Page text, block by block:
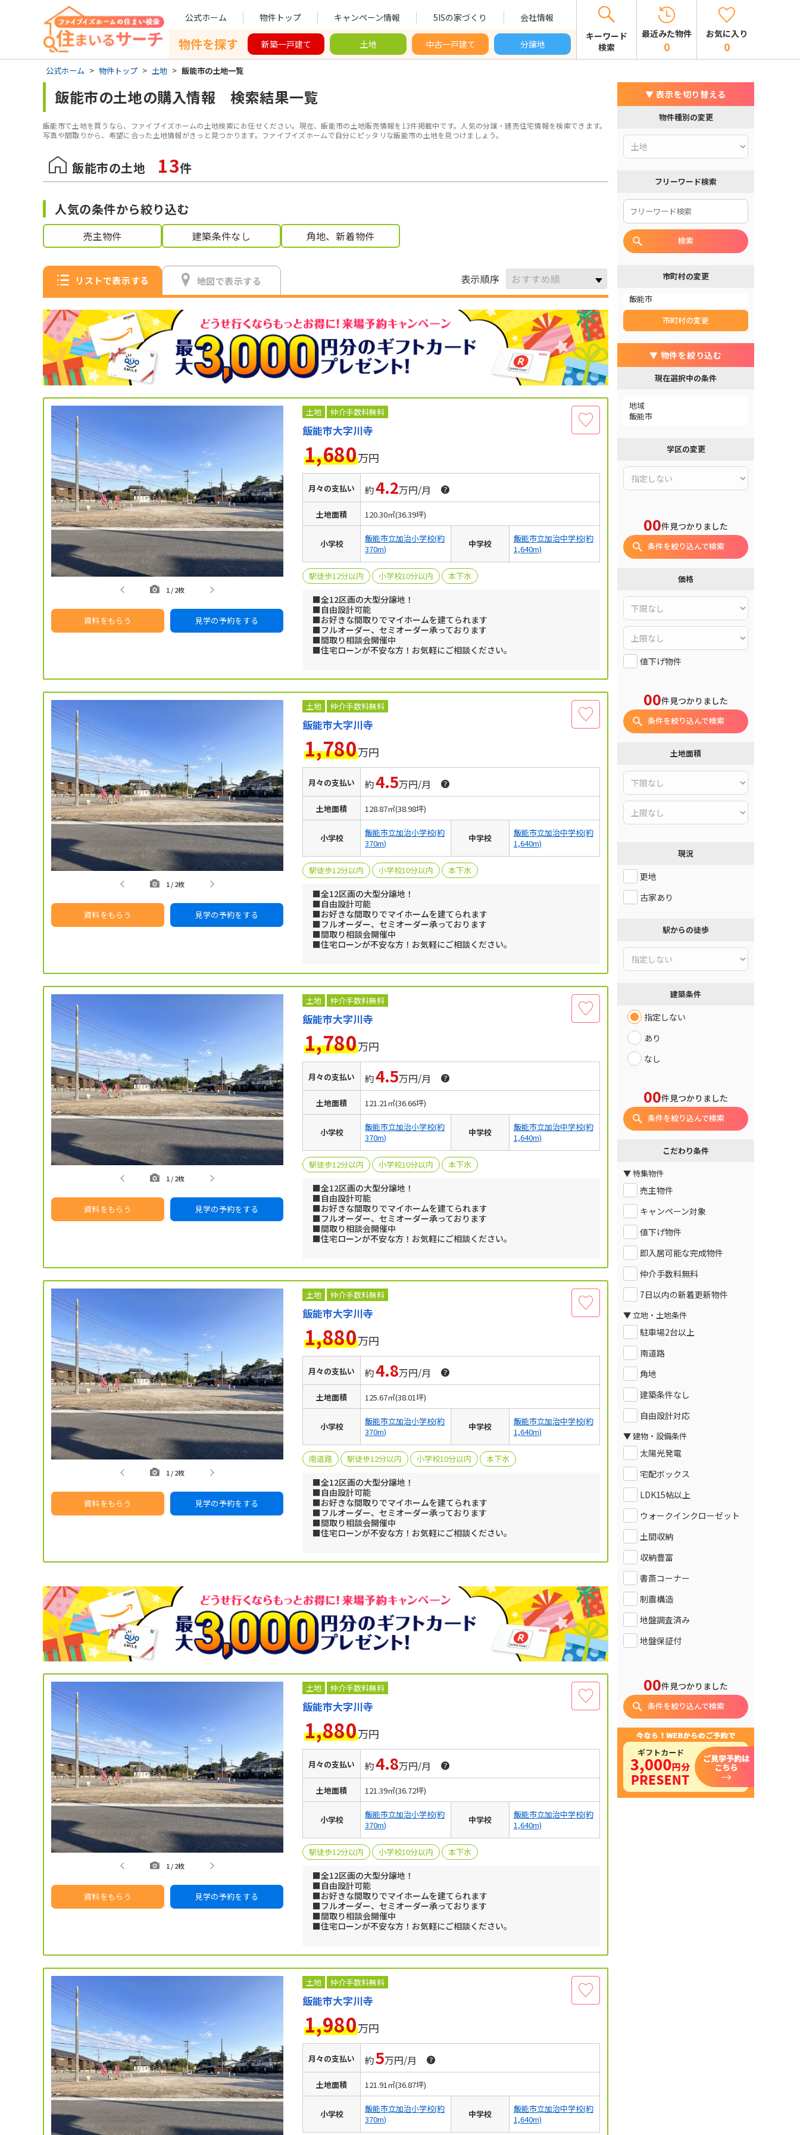
公式ホーム 物件トップ キャンペーン情報 5ISの家づくり 会社情報
物件を探す 新築一戸建て 土地 中古一戸建て 分譲地
キーワード
検索
最近みた物件
0
お気に入り
0
公式ホーム > 物件トップ > 土地 > 飯能市の土地一覧
飯能市の土地の購入情報 検索結果一覧
飯能市で土地を買うなら、ファイブイズホームの土地検索にお任せください。現在、飯能市の土地販売情報を13件掲載中です。人気の分譲・建売住宅情報を検索できます。
写真や間取りから、希望に合った土地情報がきっと見つかります。ファイブイズホームで自分にピッタリな飯能市の土地を見つけましょう。
飯能市の土地 13件
人気の条件から絞り込む
売主物件 建築条件なし 角地、新着物件
表示順序
リストで表示する 地図で表示する
1 /2枚
資料をもらう 見学の予約をする
土地 仲介手数料無料
飯能市大字川寺
1,680万円
月々の支払い 約4.2万円/月
土地面積 120.30㎡(36.39坪)
小学校
飯能市立加治小学校(約
370m)
中学校
飯能市立加治中学校(約
1,640m)
駅徒歩12分以内 小学校10分以内 本下水
■全12区画の大型分譲地！
■自由設計可能
■お好きな間取りでマイホームを建てられます
■フルオーダー、セミオーダー承っております
■間取り相談会開催中
■住宅ローンが不安な方！お気軽にご相談ください。
1 /2枚
資料をもらう 見学の予約をする
土地 仲介手数料無料
飯能市大字川寺
1,780万円
月々の支払い 約4.5万円/月
土地面積 128.87㎡(38.98坪)
小学校
飯能市立加治小学校(約
370m)
中学校
飯能市立加治中学校(約
1,640m)
駅徒歩12分以内 小学校10分以内 本下水
■全12区画の大型分譲地！
■自由設計可能
■お好きな間取りでマイホームを建てられます
■フルオーダー、セミオーダー承っております
■間取り相談会開催中
■住宅ローンが不安な方！お気軽にご相談ください。
1 /2枚
資料をもらう 見学の予約をする
土地 仲介手数料無料
飯能市大字川寺
1,780万円
月々の支払い 約4.5万円/月
土地面積 121.21㎡(36.66坪)
小学校
飯能市立加治小学校(約
370m)
中学校
飯能市立加治中学校(約
1,640m)
駅徒歩12分以内 小学校10分以内 本下水
■全12区画の大型分譲地！
■自由設計可能
■お好きな間取りでマイホームを建てられます
■フルオーダー、セミオーダー承っております
■間取り相談会開催中
■住宅ローンが不安な方！お気軽にご相談ください。
1 /2枚
資料をもらう 見学の予約をする
土地 仲介手数料無料
飯能市大字川寺
1,880万円
月々の支払い 約4.8万円/月
土地面積 125.67㎡(38.01坪)
小学校
飯能市立加治小学校(約
370m)
中学校
飯能市立加治中学校(約
1,640m)
南道路 駅徒歩12分以内 小学校10分以内 本下水
■全12区画の大型分譲地！
■自由設計可能
■お好きな間取りでマイホームを建てられます
■フルオーダー、セミオーダー承っております
■間取り相談会開催中
■住宅ローンが不安な方！お気軽にご相談ください。
1/2枚
資料をもらう 見学の予約をする
土地 仲介手数料無料
飯能市大字川寺
1,880万円
月々の支払い 約4.8万円/月
土地面積 121.39㎡(36.72坪)
小学校
飯能市立加治小学校(約
370m)
中学校
飯能市立加治中学校(約
1,640m)
駅徒歩12分以内 小学校10分以内 本下水
■全12区画の大型分譲地！
■自由設計可能
■お好きな間取りでマイホームを建てられます
■フルオーダー、セミオーダー承っております
■間取り相談会開催中
■住宅ローンが不安な方！お気軽にご相談ください。
土地 仲介手数料無料
飯能市大字川寺
1,980万円
月々の支払い 約5万円/月
土地面積 121.91㎡(36.87坪)
小学校
飯能市立加治小学校(約
370m)
中学校
飯能市立加治中学校(約
1,640m)
▼ 表示を切り替える
物件種別の変更
フリーワード検索
検索
市町村の変更
飯能市
市町村の変更
▼ 物件を絞り込む
現在選択中の条件
地域
飯能市
学区の変更
00件見つかりました
条件を絞り込んで検索
価格
値下げ物件
00件見つかりました
条件を絞り込んで検索
土地面積
現況
更地
古家あり
駅からの徒歩
建築条件
指定しない
あり
なし
00件見つかりました
条件を絞り込んで検索
こだわり条件
▼ 特集物件
売主物件
キャンペーン対象
値下げ物件
即入居可能な完成物件
仲介手数料無料
7日以内の新着更新物件
▼ 立地・土地条件
駐車場2台以上
南道路
角地
建築条件なし
自由設計対応
▼ 建物・設備条件
太陽光発電
宅配ボックス
LDK15帖以上
ウォークインクローゼット
土間収納
収納豊富
書斎コーナー
制震構造
地盤調査済み
地盤保証付
00件見つかりました
条件を絞り込んで検索